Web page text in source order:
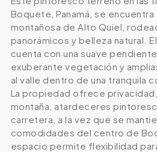
Boquete, Panamá, se encuentra
montañosa de Alto Quiel,
panorámicos y belleza natural.
cuenta con una suave
exuberante vegetación y
al valle dentro de una tranquila
La propiedad ofrece
montaña, atardeceres
carretera, a la vez que se
comodidades del centro de
espacio permite flexibilidad